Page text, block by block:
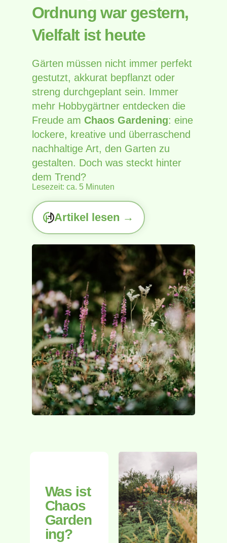
Ordnung war gestern,
Vielfalt ist heute
Gärten müssen nicht immer perfekt
gestutzt, akkurat bepflanzt oder
streng durchgeplant sein. Immer
mehr Hobbygärtner entdecken die
Freude am Chaos Gardening: eine
lockere, kreative und überraschend
nachhaltige Art, den Garten zu
gestalten. Doch was steckt hinter
dem Trend?
Lesezeit: ca. 5 Minuten
Artikel lesen →
Was ist
Chaos
Garden
ing?